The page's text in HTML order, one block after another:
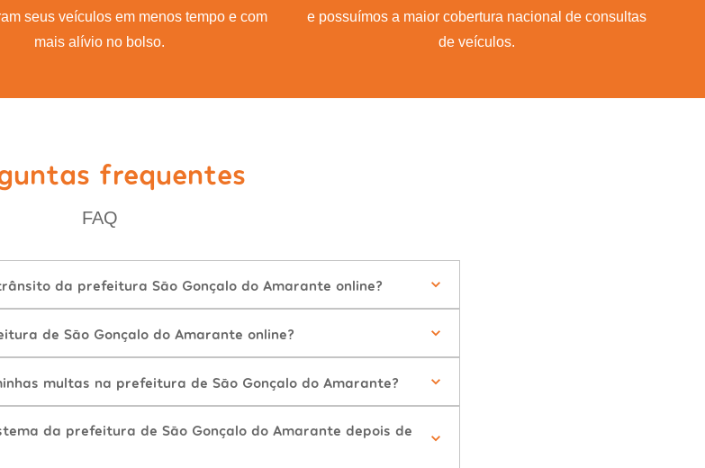
seus veículos em menos tempo e com
mais alívio no bolso.
e possuímos a maior cobertura nacional de consultas
de veículos.
frequentes
FAQ
da prefeitura São Gonçalo do Amarante online?
de São Gonçalo do Amarante online?
multas na prefeitura de São Gonçalo do Amarante?
da prefeitura de São Gonçalo do Amarante depois de